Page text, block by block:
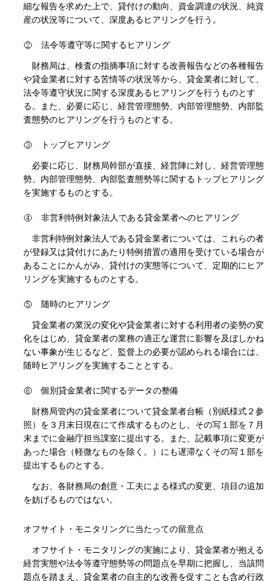
細な報告を求めた上で、貸付けの動向、資金調達の状況、純資
産の状況等について、深度あるヒアリングを行う。
法令等遵守等に関するヒアリング
財務局は、検査の指摘事項に対する改善報告などの各種報告
や貸金業者に対する苦情等の状況等から、貸金業者に対して、
法令等遵守状況に関する深度あるヒアリングを行うものとす
る。また、必要に応じ、経営管理態勢、内部管理態勢、内部監
査態勢のヒアリングを行うものとする。
トップヒアリング
必要に応じ、財務局幹部が直接、経営陣に対し、経営管理態
勢、内部管理態勢、内部監査態勢等に関するトップヒアリング
を実施するものとする。
非営利特例対象法人である貸金業者へのヒアリング
非営利特例対象法人である貸金業者については、これらの者
が登録又は貸付けにあたり特例措置の適用を受けている場合が
あることにかんがみ、貸付けの実態等について、定期的にヒア
リングを実施するものとする。
随時のヒアリング
貸金業者の業況の変化や貸金業者に対する利用者の姿勢の変
化をはじめ、貸金業者の業務の適正な運営に影響を及ぼしかね
ない事象が生じるなど、監督上の必要が認められる場合には、
随時ヒアリングを実施することとする。
個別貸金業者に関するデータの整備
財務局管内の貸金業者について貸金業者台帳（別紙様式２参
照）を３月末日現在にて作成するものとし、その写１部を７月
末までに金融庁担当課室に提出する。また、記載事項に変更が
あった場合（軽微なものを除く。）にも遅滞なくその写１部を
提出するものとする。
なお、各財務局の創意・工夫による様式の変更、項目の追加
を妨げるものではない。
オフサイト・モニタリングに当たっての留意点
オフサイト・モニタリングの実施により、貸金業者が抱える
経営実態や法令等遵守態勢等の問題点を早期に把握し、当該問
題点を踏まえ、貸金業者の自主的な改善を促すことも含め行政